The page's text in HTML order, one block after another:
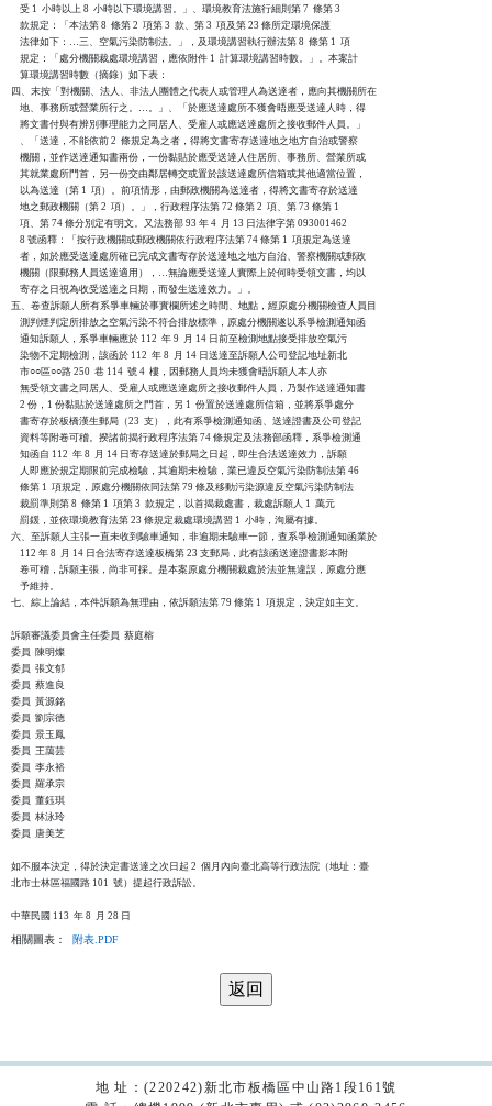
    受 1  小時以上 8  小時以下環境講習。」、環境教育法施行細則第 7  條第 3
    款規定：「本法第 8  條第 2  項第 3  款、第 3  項及第 23 條所定環境保護
    法律如下：…三、空氣污染防制法。」，及環境講習執行辦法第 8  條第 1  項
    規定：「處分機關裁處環境講習，應依附件 1  計算環境講習時數。」。本案計
    算環境講習時數（摘錄）如下表：
四、末按「對機關、法人、非法人團體之代表人或管理人為送達者，應向其機關所在
    地、事務所或營業所行之。…。」、「於應送達處所不獲會晤應受送達人時，得
    將文書付與有辨別事理能力之同居人、受雇人或應送達處所之接收郵件人員。」
    、「送達，不能依前 2  條規定為之者，得將文書寄存送達地之地方自治或警察
    機關，並作送達通知書兩份，一份黏貼於應受送達人住居所、事務所、營業所或
    其就業處所門首，另一份交由鄰居轉交或置於該送達處所信箱或其他適當位置，
    以為送達（第 1  項）。前項情形，由郵政機關為送達者，得將文書寄存於送達
    地之郵政機關（第 2  項）。」，行政程序法第 72 條第 2  項、第 73 條第 1
    項、第 74 條分別定有明文。又法務部 93 年 4  月 13 日法律字第 093001462
    8 號函釋：「按行政機關或郵政機關依行政程序法第 74 條第 1  項規定為送達
    者，如於應受送達處所確已完成文書寄存於送達地之地方自治、警察機關或郵政
    機關（限郵務人員送達適用），…無論應受送達人實際上於何時受領文書，均以
    寄存之日視為收受送達之日期，而發生送達效力。」。
五、卷查訴願人所有系爭車輛於事實欄所述之時間、地點，經原處分機關檢查人員目
    測判煙判定所排放之空氣污染不符合排放標準，原處分機關遂以系爭檢測通知函
    通知訴願人，系爭車輛應於 112  年 9  月 14 日前至檢測地點接受排放空氣污
    染物不定期檢測，該函於 112  年 8  月 14 日送達至訴願人公司登記地址新北
    市○○區○○路 250  巷 114  號 4  樓，因郵務人員均未獲會晤訴願人本人亦
    無受領文書之同居人、受雇人或應送達處所之接收郵件人員，乃製作送達通知書
    2 份，1 份黏貼於送達處所之門首，另 1  份置於送達處所信箱，並將系爭處分
    書寄存於板橋漢生郵局（23  支），此有系爭檢測通知函、送達證書及公司登記
    資料等附卷可稽。揆諸前揭行政程序法第 74 條規定及法務部函釋，系爭檢測通
    知函自 112  年 8  月 14 日寄存送達於郵局之日起，即生合法送達效力，訴願
    人即應於規定期限前完成檢驗，其逾期未檢驗，業已違反空氣污染防制法第 46
    條第 1  項規定，原處分機關依同法第 79 條及移動污染源違反空氣污染防制法
    裁罰準則第 8  條第 1  項第 3  款規定，以首揭裁處書，裁處訴願人 1  萬元
    罰鍰，並依環境教育法第 23 條規定裁處環境講習 1  小時，洵屬有據。
六、至訴願人主張一直未收到驗車通知，非逾期未驗車一節，查系爭檢測通知函業於
    112 年 8  月 14 日合法寄存送達板橋第 23 支郵局，此有該函送達證書影本附
    卷可稽，訴願主張，尚非可採。是本案原處分機關裁處於法並無違誤，原處分應
    予維持。
七、綜上論結，本件訴願為無理由，依訴願法第 79 條第 1  項規定，決定如主文。
訴願審議委員會主任委員  蔡庭榕
委員  陳明燦
委員  張文郁
委員  蔡進良
委員  黃源銘
委員  劉宗德
委員  景玉鳳
委員  王藹芸
委員  李永裕
委員  羅承宗
委員  董鈺琪
委員  林泳玲
委員  唐美芝
如不服本決定，得於決定書送達之次日起 2  個月內向臺北高等行政法院（地址：臺
北市士林區福國路 101  號）提起行政訴訟。
相關圖表： 附表.PDF
地 址：(220242)新北市板橋區中山路1段161號